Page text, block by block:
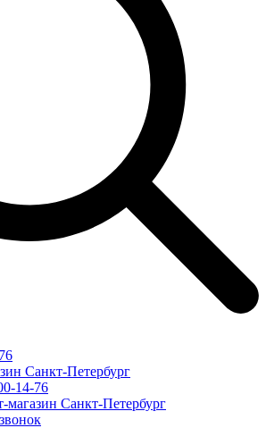
Санкт-Петербург
14-76
магазин Санкт-Петербург